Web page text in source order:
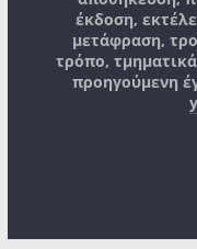
έκδοση,
μετάφραση,
τρόπο,
προηγούμενη